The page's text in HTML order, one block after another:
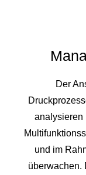
Der
analysieren
und im
überwachen.